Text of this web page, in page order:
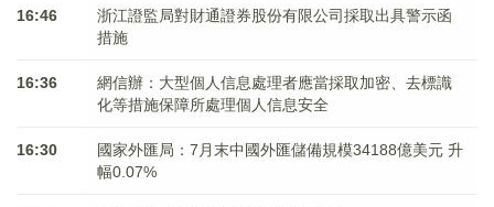
16:46
浙江證監局對財通證券股份有限公司採取出具警示函
措施
16:36
網信辦：大型個人信息處理者應當採取加密、去標識
化等措施保障所處理個人信息安全
16:30
國家外匯局：7月末中國外匯儲備規模34188億美元 升
幅0.07%